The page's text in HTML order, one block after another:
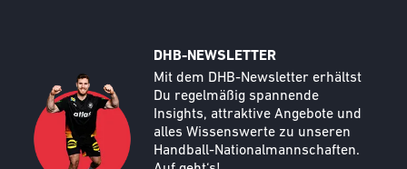
DHB-NEWSLETTER
Text
Mit dem DHB-Newsletter erhältst
Du regelmäßig spannende
Insights, attraktive Angebote und
alles Wissenswerte zu unseren
Handball-Nationalmannschaften.